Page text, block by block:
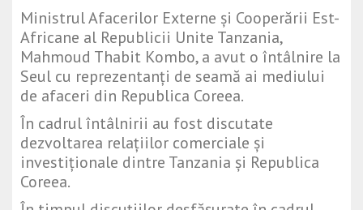
Ministrul Afacerilor Externe și Cooperării Est-
Africane al Republicii Unite Tanzania,
Mahmoud Thabit Kombo, a avut o întâlnire la
Seul cu reprezentanți de seamă ai mediului
de afaceri din Republica Coreea.
În cadrul întâlnirii au fost discutate
dezvoltarea relațiilor comerciale și
investiționale dintre Tanzania și Republica
Coreea.